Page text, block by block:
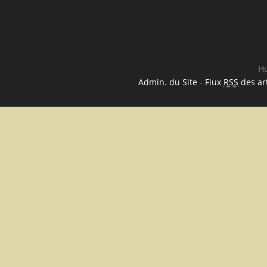
Admin. du Site - Flux RSS des